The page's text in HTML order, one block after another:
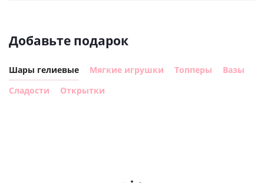
Добавьте подарок
Шары гелиевые Мягкие игрушки Топперы
Вазы
Сладости
Открытки